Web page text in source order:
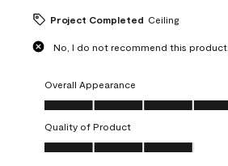
Project Completed Ceiling
No, I do not recommend this product.
Overall Appearance
Overall Appearance, 5.0 out of 5
Quality of Product
Quality of Product, 3.0 out of 5